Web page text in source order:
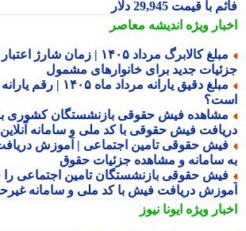
با قیمت 29,945 دلار
ویژهاندیشه معاصر
مبلغ کالابرگ مرداد ۱۴۰۵ | زمان شارژ
جدید برای خانوارهای مشمول
مبلغ دقیق یارانه مرداد ماه
فیش حقوقی بازنشستگان کشوری با
فیش حقوقی با کد ملی و سامانه آنلاین
حقوقی تامین اجتماعی | آموزش دریافت
سامانه و مشاهده جزئیات حقوق
حقوقی بازنشستگان تامین اجتماعی را
دریافت فیش با کد ملی و سامانه
ویژهایونا نیوز